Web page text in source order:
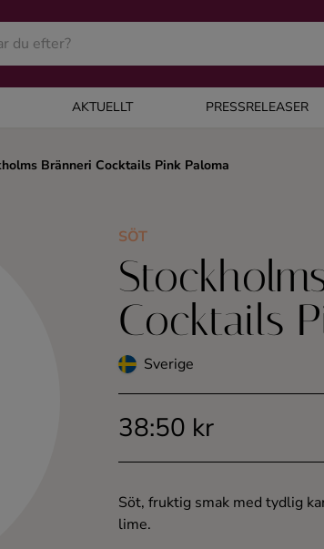
AKTUELLT PRESSRELEASER
Bränneri Cocktails Pink Paloma
SÖT
Cocktails
Sverige
38:50 kr
Söt, fruktig smak med tydlig
lime.